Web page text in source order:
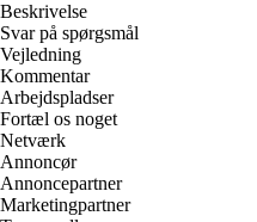
Beskrivelse
Svar på spørgsmål
Vejledning
Kommentar
Arbejdspladser
Fortæl os noget
Netværk
Annoncør
Annoncepartner
Marketingpartner